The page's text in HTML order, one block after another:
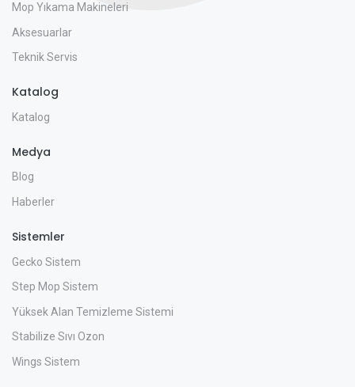
Mop Yıkama Makineleri
Aksesuarlar
Teknik Servis
Katalog
Katalog
Medya
Blog
Haberler
Sistemler
Gecko Sistem
Step Mop Sistem
Yüksek Alan Temizleme Sistemi
Stabilize Sıvı Ozon
Wings Sistem